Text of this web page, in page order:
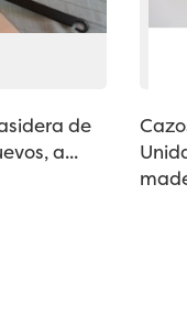
de
a...